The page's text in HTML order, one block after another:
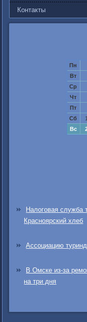
Контакты
Пн
Вт
Ср
Чт
Пт
Сб
Вс
Налоговая служба
Красноярский хлеб
Ассоциацию
В Омске из-за
на три дня